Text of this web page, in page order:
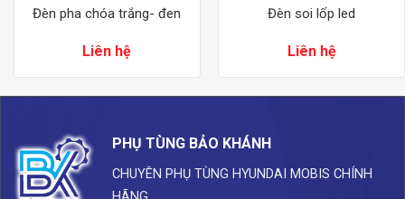
Đèn pha chóa trắng- đen
Liên hệ
Đèn soi lốp led
Liên hệ
PHỤ TÙNG BẢO KHÁNH
CHUYÊN PHỤ TÙNG HYUNDAI MOBIS CHÍNH